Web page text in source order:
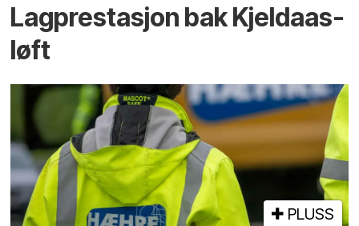
Lagprestasjon bak Kjeldaas-
løft
PLUSS